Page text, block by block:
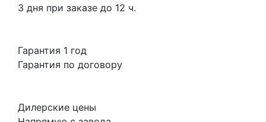
3 дня при заказе до 12 ч.
Гарантия 1 год
Гарантия по договору
Дилерские цены